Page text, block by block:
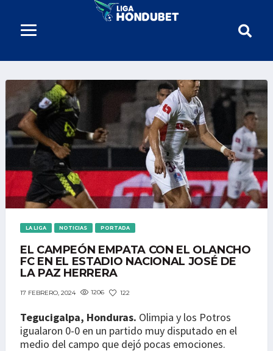
LA LIGA NOTICIAS PORTADA
EL CAMPEÓN EMPATA CON EL OLANCHO
FC EN EL ESTADIO NACIONAL JOSÉ DE
LA PAZ HERRERA
17 FEBRERO, 2024 1206 122
Tegucigalpa, Honduras. Olimpia y los Potros
igualaron 0-0 en un partido muy disputado en el
medio del campo que dejó pocas emociones.